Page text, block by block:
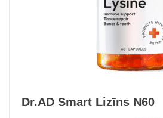
Dr.AD Smart Lizīns N60